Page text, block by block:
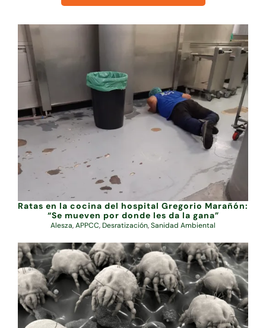
Ratas en la cocina del hospital Gregorio Marañón:
“Se mueven por donde les da la gana”
Alesza,APPCC,Desratización,Sanidad Ambiental